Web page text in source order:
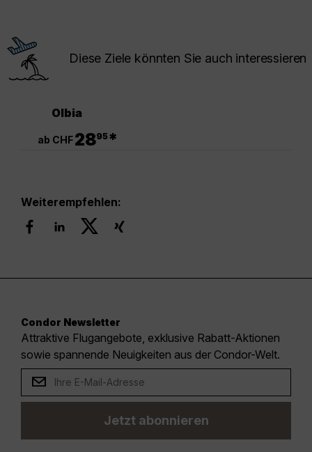
Diese Ziele könnten Sie auch interessieren
Olbia
ab CHF2895*
Weiterempfehlen:
Condor Newsletter
Attraktive Flugangebote, exklusive Rabatt-Aktionen
sowie spannende Neuigkeiten aus der Condor-Welt.
Jetzt abonnieren